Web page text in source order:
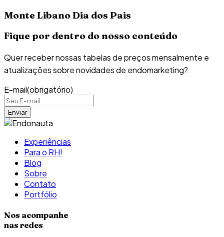
Monte Libano Dia dos Pais
Fique por dentro do nosso conteúdo
Quer receber nossas tabelas de preços mensalmente e
atualizações sobre novidades de endomarketing?
E-mail(obrigatório)
Experiências
Para o RH!
Blog
Sobre
Contato
Portfólio
Nos acompanhe
nas redes